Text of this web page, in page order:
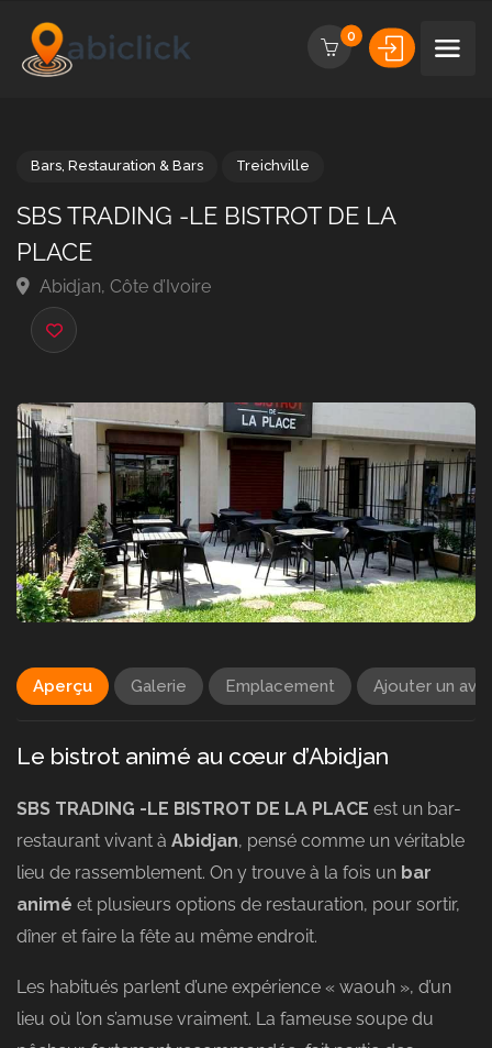
0
SBS TRADING -LE BISTROT DE LA
PLACE
Abidjan, Côte d’Ivoire
Aperçu Galerie Emplacement Ajouter un avis
Le bistrot animé au cœur d’Abidjan
SBS TRADING -LE BISTROT DE LA PLACE est un bar-
restaurant vivant à Abidjan, pensé comme un véritable
lieu de rassemblement. On y trouve à la fois un bar
animé et plusieurs options de restauration, pour sortir,
dîner et faire la fête au même endroit.
Les habitués parlent d’une expérience « waouh », d’un
lieu où l’on s’amuse vraiment. La fameuse soupe du